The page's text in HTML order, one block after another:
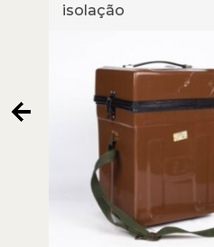
isolação